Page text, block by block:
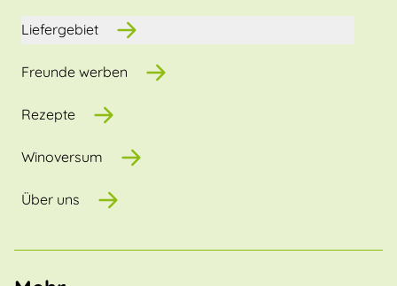
Liefergebiet
Freunde werben
Rezepte
Winoversum
Über uns